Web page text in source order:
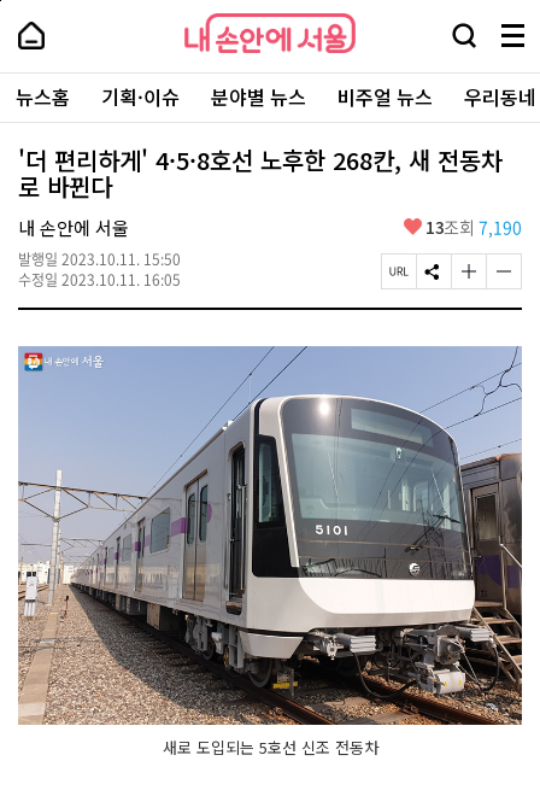
본
로
가
내
손
안
에
서
울
-
서
울
시
대
표
소
통
포
내
손
에
울
검
창
열
기
메
뉴
전
체
보
주
요
서
뉴스홈 기획·이슈 분야별 뉴스 비주얼 뉴스 우리동
'더 편리하게' 4·5·8호선 노후한 268칸, 새 전동차
로 바뀐다
내 손안에 서울
발행일 2023.10.11. 15:50
수정일 2023.10.11. 16:05
좋
요
13조회 7,190
페
이
U
복
사
S
N
공
기
글
자
기
게
변
경
하
기
글
자
기
작
게
변
하
기
새로 도입되는 5호선 신조 전동차
페
상
단
로